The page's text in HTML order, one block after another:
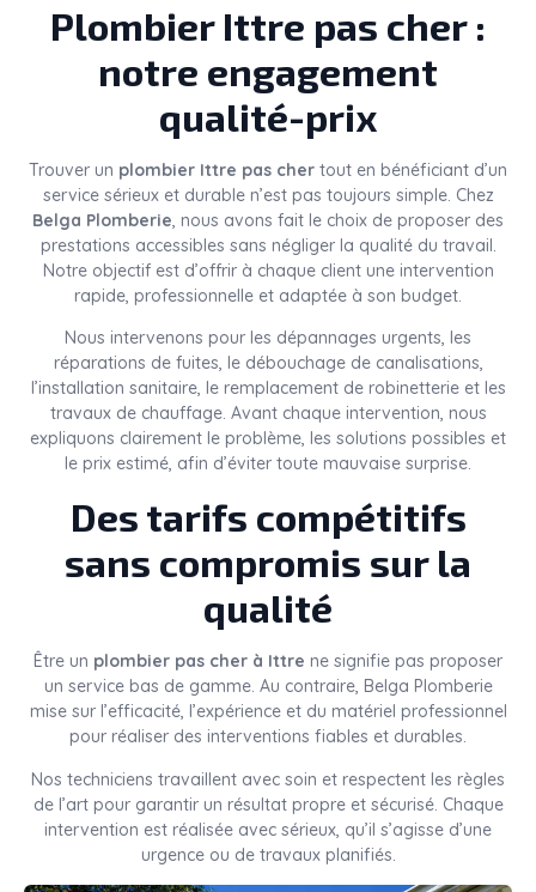
Plombier Ittre pas cher :
notre engagement
qualité-prix
Trouver un plombier Ittre pas cher tout en bénéficiant d’un
service sérieux et durable n’est pas toujours simple. Chez
Belga Plomberie , nous avons fait le choix de proposer des
prestations accessibles sans négliger la qualité du travail.
Notre objectif est d’offrir à chaque client une intervention
rapide, professionnelle et adaptée à son budget.
Nous intervenons pour les dépannages urgents, les
réparations de fuites, le débouchage de canalisations,
l’installation sanitaire, le remplacement de robinetterie et les
travaux de chauffage. Avant chaque intervention, nous
expliquons clairement le problème, les solutions possibles et
le prix estimé, afin d’éviter toute mauvaise surprise.
Des tarifs compétitifs
sans compromis sur la
qualité
Être un plombier pas cher à Ittre ne signifie pas proposer
un service bas de gamme. Au contraire, Belga Plomberie
mise sur l’efficacité, l’expérience et du matériel professionnel
pour réaliser des interventions fiables et durables.
Nos techniciens travaillent avec soin et respectent les règles
de l’art pour garantir un résultat propre et sécurisé. Chaque
intervention est réalisée avec sérieux, qu’il s’agisse d’une
urgence ou de travaux planifiés.